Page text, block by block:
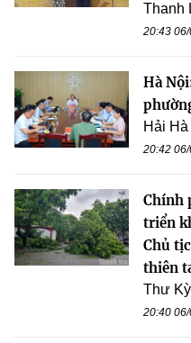
Thanh
20:43
Hà
Hải Hà
20:42
Chính
triển
Chủ
thiên
Thư Kỳ
20:40